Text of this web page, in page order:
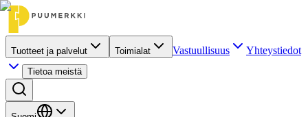
Tuotteet ja palvelut Toimialat Vastuullisuus Yhteystiedot
Tietoa meistä